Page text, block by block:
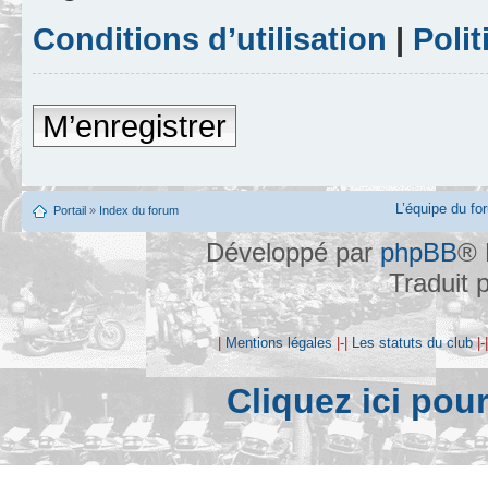
Conditions d’utilisation |
M’enregistrer
Portail » Index du forum L’équipe du
Développé parphpBB®
Traduit
| Mentions légales |-| Les statuts du club
Cliquez ici